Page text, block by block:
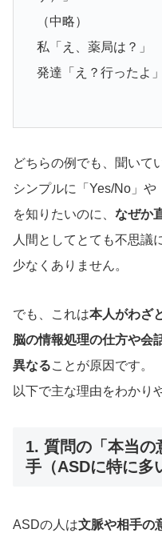
（中略）
私「え、薬局は？」
発達「え？行ったよ」
どちらの例でも、聞いて
シンプルに「Yes/No」や
を知りたいのに、 なぜか
人間としてとても不思議
少なくありません。
でも、これは本人がわざ
脳の情報処理の仕方や会
異なることが原因です。
以下で主な理由をわかり
1. 質問の「本当の
手（ASDに特に多
ASDの人は文脈や相手の